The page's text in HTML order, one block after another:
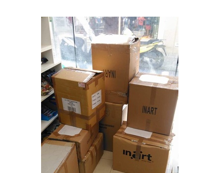
2013
2012
2011
2010
2006